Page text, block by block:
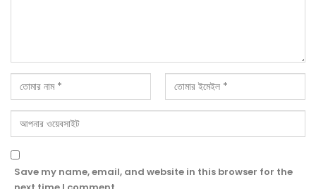
Save my name, email, and website in this browser for the